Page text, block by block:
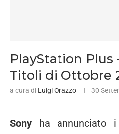
PlayStation Plus
Titoli di Ottobre
a cura di Luigi Orazzo 30
Sony ha annunciato